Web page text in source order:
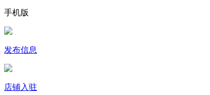
手机版
发布信息
店铺入驻